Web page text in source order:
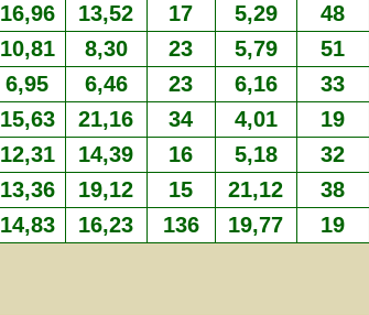
16,96 13,52 17 5,29 48
10,81 8,30 23 5,79 51
6,95 6,46 23 6,16 33
15,63 21,16 34 4,01 19
12,31 14,39 16 5,18 32
13,36 19,12 15 21,12 38
14,83 16,23 136 19,77 19